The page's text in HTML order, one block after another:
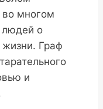
во многом
людей о
Граф
и